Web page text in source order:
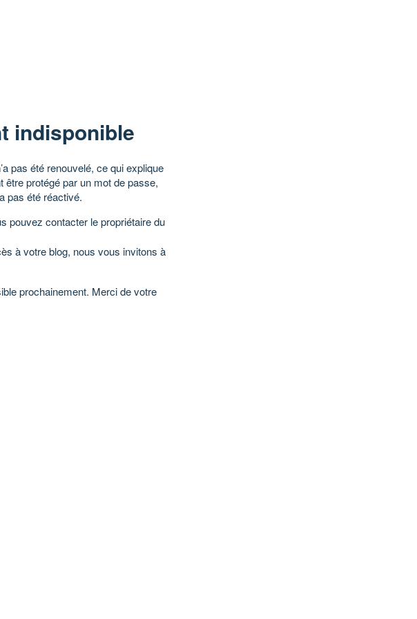
indisponible
pas été renouvelé, ce qui explique
protégé par un mot de passe,
pas été réactivé.
pouvez contacter le propriétaire du
à votre blog, nous vous invitons à
prochainement. Merci de votre